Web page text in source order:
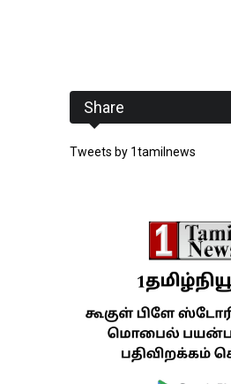
Share
Tweets by 1tamilnews